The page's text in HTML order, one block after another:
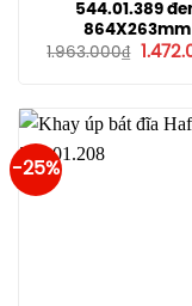
544.01.389
864X263mm
1.963.000₫
Giá
-25%